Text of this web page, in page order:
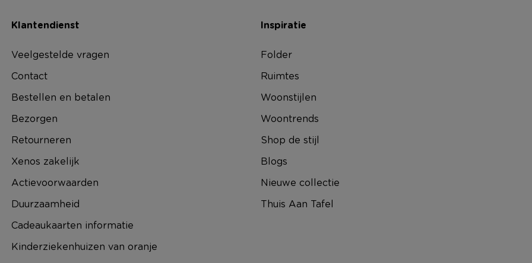
Klantendienst
Veelgestelde vragen
Contact
Bestellen en betalen
Bezorgen
Retourneren
Xenos zakelijk
Actievoorwaarden
Duurzaamheid
Cadeaukaarten informatie
Kinderziekenhuizen van oranje
Inspiratie
Folder
Ruimtes
Woonstijlen
Woontrends
Shop de stijl
Blogs
Nieuwe collectie
Thuis Aan Tafel